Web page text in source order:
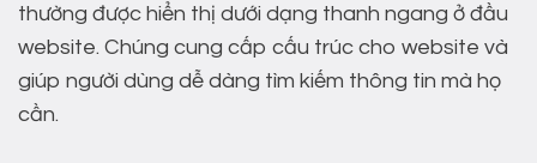
thường được hiển thị dưới dạng thanh ngang ở đầu
website. Chúng cung cấp cấu trúc cho website và
giúp người dùng dễ dàng tìm kiếm thông tin mà họ
cần.